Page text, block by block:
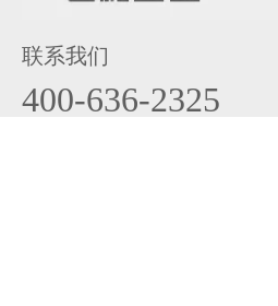
联系我们
400-636-2325